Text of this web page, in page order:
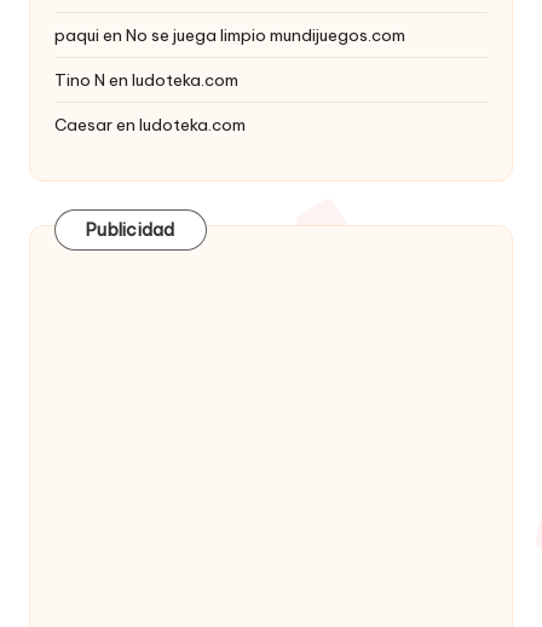
paqui en No se juega limpio mundijuegos.com
Tino N en ludoteka.com
Caesaren ludoteka.com
Publicidad